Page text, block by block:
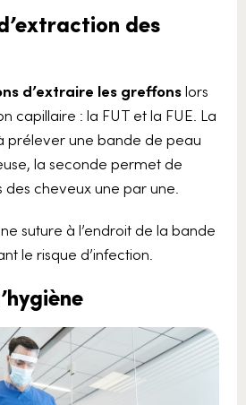
des
d’extraire les greffonslors
capillaire : la FUT et la FUE. La
prélever une bande de peau
la seconde permet de
cheveux une par une.
suture à l’endroit de la bande
le risque d’infection.